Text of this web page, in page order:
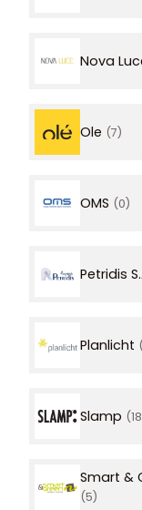
Nova
Ole (7)
OMS (0)
Petridis
Planlicht
Slamp
Smart &
(5)